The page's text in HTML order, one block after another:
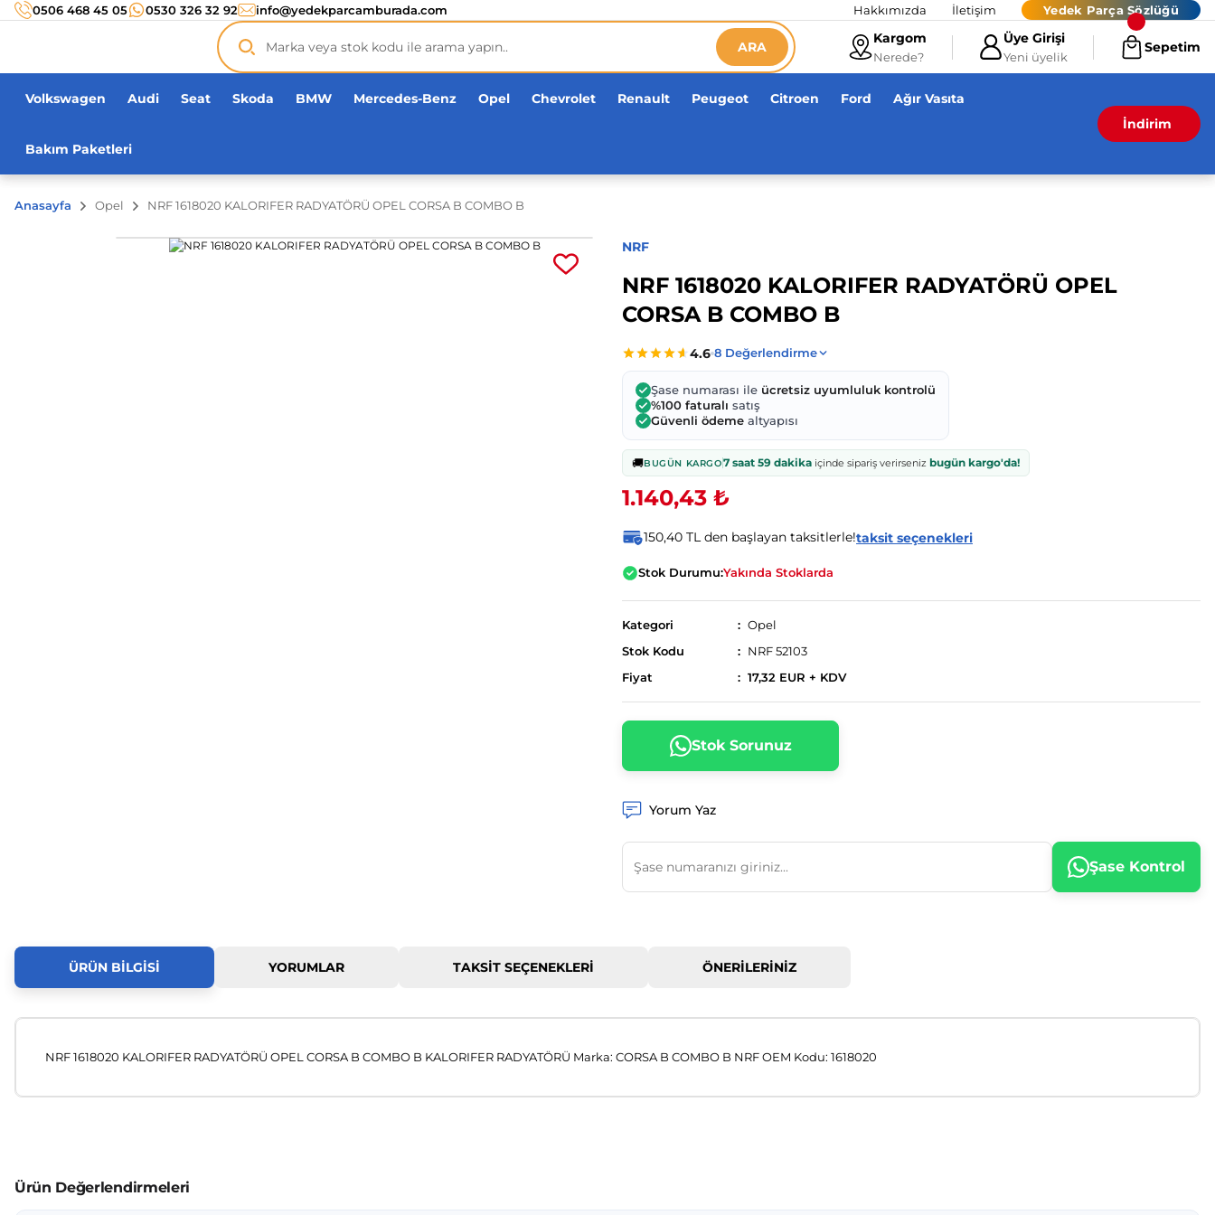
Türkiye’nin her noktasına 3000 TL ve üzerikargo ücretsiz!
Orijinal ürün
Üç yüz yirmi bin ürünadeti!
0506 468 45 05 0530 326 32 92 info@yedekparcamburada.com Hakkımızda İletişim Yedek Parça Sözlüğü
ARA
Kargom
Nerede?
Üye Girişi
Yeni üyelik
Sepetim
Volkswagen Audi Seat Skoda BMW Mercedes-Benz Opel Chevrolet Renault Peugeot Citroen Ford Ağır Vasıta
Bakım Paketleri
İndirim
Anasayfa Opel NRF 1618020 KALORIFER RADYATÖRÜ OPEL CORSA B COMBO B
NRF
NRF 1618020 KALORIFER RADYATÖRÜ OPEL
CORSA B COMBO B
Şase numarası ile ücretsiz uyumluluk kontrolü
%100 faturalı satış
Güvenli ödeme altyapısı
🚚BUGÜN KARGO7 saat 59 dakikaiçinde sipariş verirseniz bugün kargo'da!
1.140,43 ₺
150,40 TL den başlayan taksitlerle!taksit seçenekleri
Stok Durumu:Yakında Stoklarda
Kategori
Opel
Stok Kodu
NRF 52103
Fiyat
17,32 EUR + KDV
Stok Sorunuz
Yorum Yaz
Şase Kontrol
ÜRÜN BILGISI YORUMLAR TAKSIT SEÇENEKLERI ÖNERILERINIZ
NRF 1618020 KALORIFER RADYATÖRÜ OPEL CORSA B COMBO B KALORIFER RADYATÖRÜ Marka: CORSA B COMBO B NRF OEM Kodu: 1618020